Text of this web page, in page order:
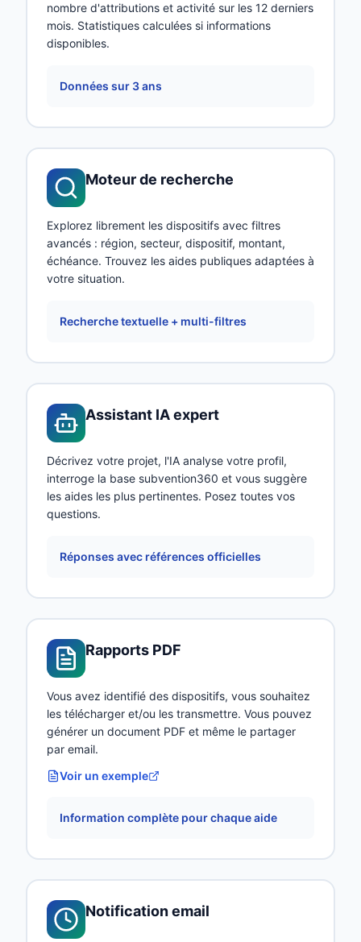
nombre d'attributions et activité sur les 12 derniers
mois. Statistiques calculées si informations
disponibles.
Données sur 3 ans
Moteur de recherche
Explorez librement les dispositifs avec filtres
avancés : région, secteur, dispositif, montant,
échéance. Trouvez les aides publiques adaptées à
votre situation.
Recherche textuelle + multi-filtres
Assistant IA expert
Décrivez votre projet, l'IA analyse votre profil,
interroge la base subvention360 et vous suggère
les aides les plus pertinentes. Posez toutes vos
questions.
Réponses avec références officielles
Rapports PDF
Vous avez identifié des dispositifs, vous souhaitez
les télécharger et/ou les transmettre. Vous pouvez
générer un document PDF et même le partager
par email.
Voir un exemple
Information complète pour chaque aide
Notification email